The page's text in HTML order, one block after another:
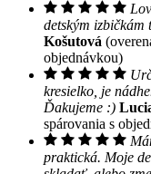
detským
Košutová
objednávkou)
kresielko, je
Ďakujeme :)
spárovania s
praktická. Moje